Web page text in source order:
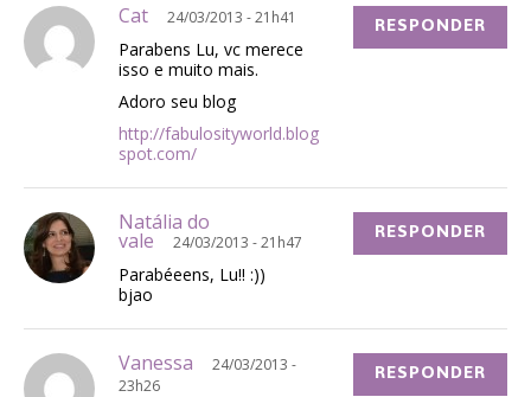
Cat 24/03/2013 - 21h41
Parabens Lu, vc merece
isso e muito mais.
Adoro seu blog
http://fabulosityworld.blog
spot.com/
RESPONDER
Natália do
vale 24/03/2013 - 21h47
Parabéeens, Lu!! :))
bjao
RESPONDER
Vanessa
24/03/2013 -
23h26
RESPONDER